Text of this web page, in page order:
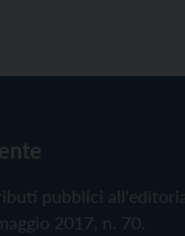
pubblici
2017, n. 70.